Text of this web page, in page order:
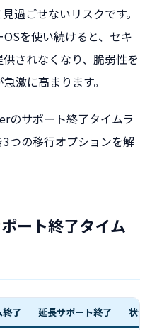
過ごせないリスクです。
を使い続けると、セキ
されなくなり、脆弱性を
激に高まります。
のサポート終了タイムラ
つの移行オプションを解
ート終了タイム
了 延長サポート終了 状況